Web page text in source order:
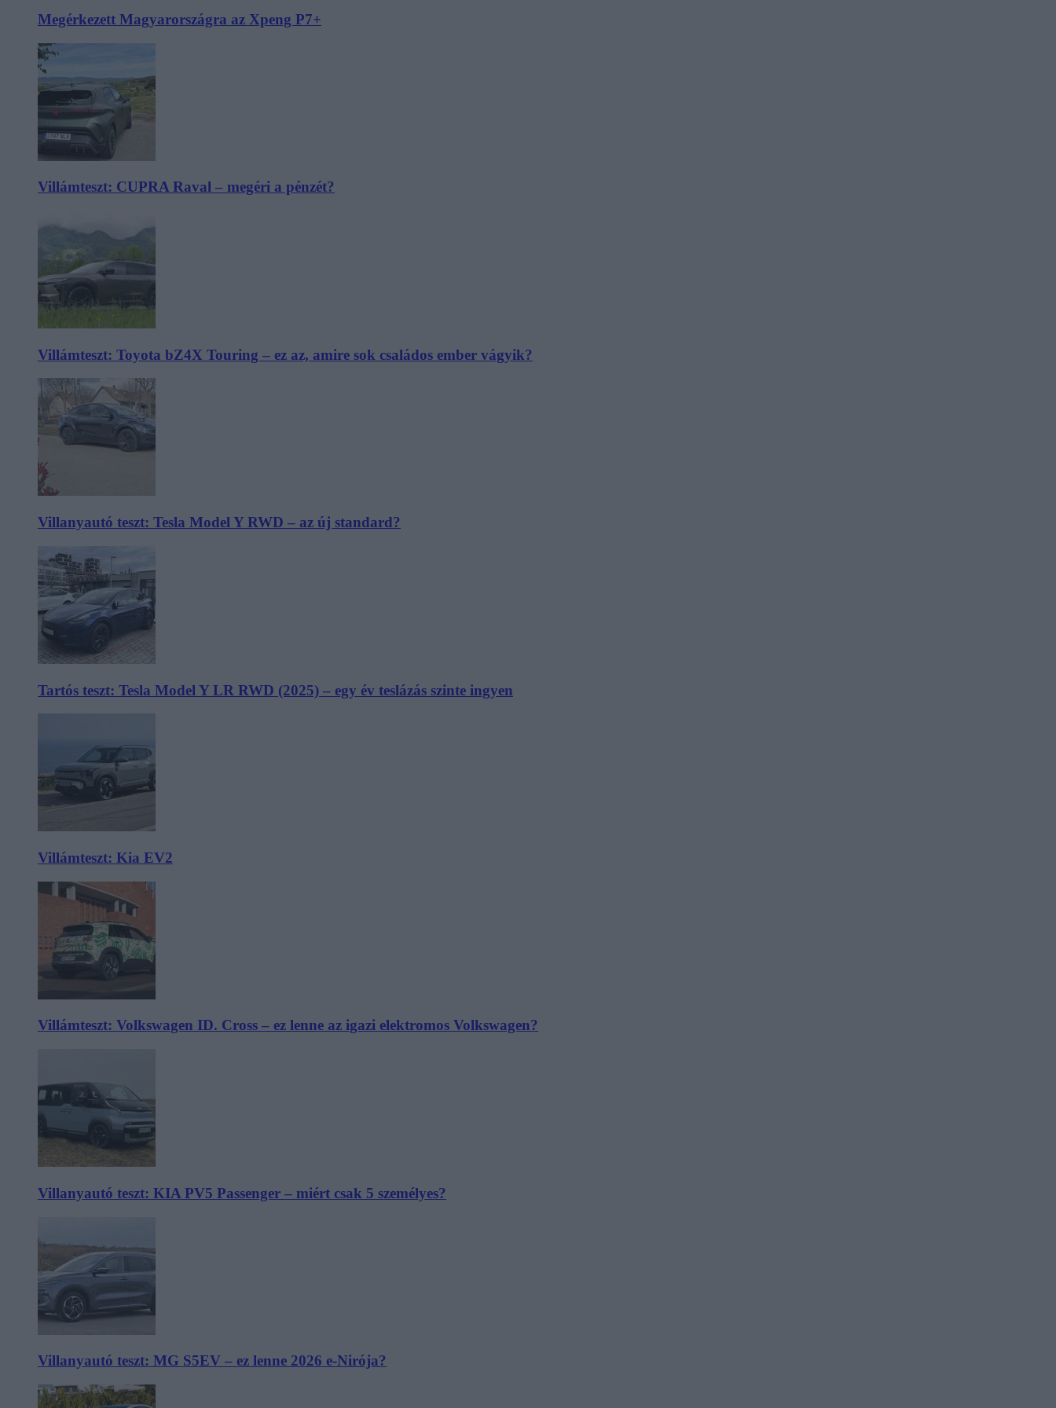
Megérkezett Magyarországra az Xpeng P7+
Villámteszt: CUPRA Raval – megéri a pénzét?
Villámteszt: Toyota bZ4X Touring – ez az, amire sok családos ember vágyik?
Villanyautó teszt: Tesla Model Y RWD – az új standard?
Tartós teszt: Tesla Model Y LR RWD (2025) – egy év teslázás szinte ingyen
Villámteszt: Kia EV2
Villámteszt: Volkswagen ID. Cross – ez lenne az igazi elektromos Volkswagen?
Villanyautó teszt: KIA PV5 Passenger – miért csak 5 személyes?
Villanyautó teszt: MG S5EV – ez lenne 2026 e-Nirója?